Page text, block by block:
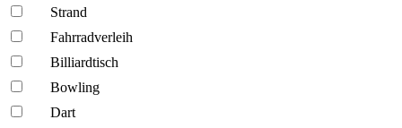
Strand
Fahrrad­verleih
Billiardtisch
Bowling
Dart